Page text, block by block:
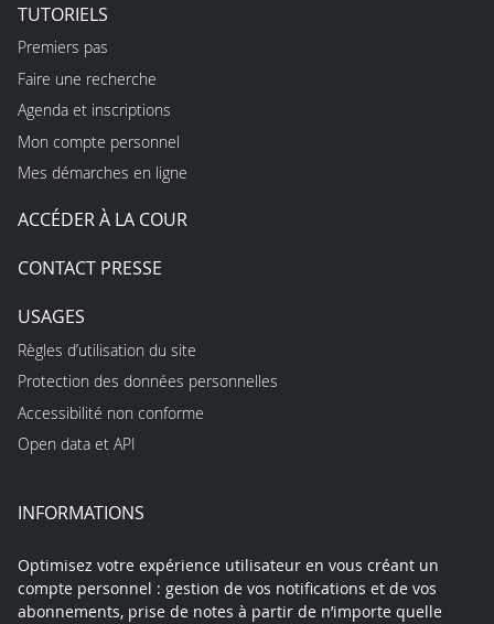
TUTORIELS
Premiers pas
Faire une recherche
Agenda et inscriptions
Mon compte personnel
Mes démarches en ligne
ACCÉDER À LA COUR
CONTACT PRESSE
USAGES
Règles d’utilisation du site
Protection des données personnelles
Accessibilité non conforme
Open data et API
INFORMATIONS
Optimisez votre expérience utilisateur en vous créant un
compte personnel : gestion de vos notifications et de vos
abonnements, prise de notes à partir de n’importe quelle